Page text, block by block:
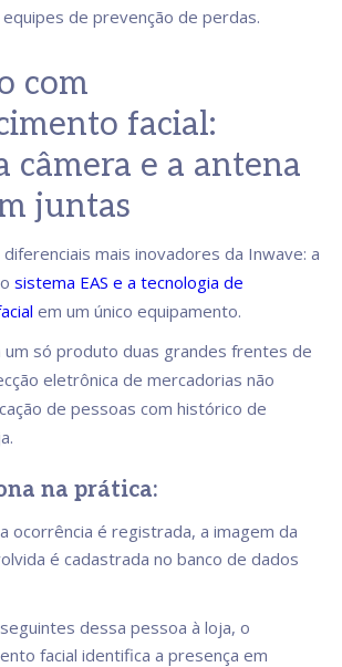
de prevenção de perdas.
com
facial:
câmera e a antena
juntas
mais inovadores da Inwave: a
sistema EAS e a tecnologia de
em um único equipamento.
um só produto duas grandes frentes de
eletrônica de mercadorias não
de pessoas com histórico de
na prática:
ocorrência é registrada, a imagem da
é cadastrada no banco de dados
dessa pessoa à loja, o
facial identifica a presença em